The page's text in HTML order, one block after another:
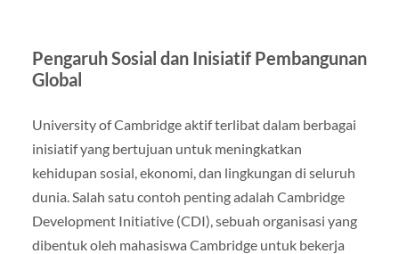
Pengaruh Sosial dan Inisiatif Pembangunan
Global
University of Cambridge aktif terlibat dalam berbagai
inisiatif yang bertujuan untuk meningkatkan
kehidupan sosial, ekonomi, dan lingkungan di seluruh
dunia. Salah satu contoh penting adalah Cambridge
Development Initiative (CDI), sebuah organisasi yang
dibentuk oleh mahasiswa Cambridge untuk bekerja